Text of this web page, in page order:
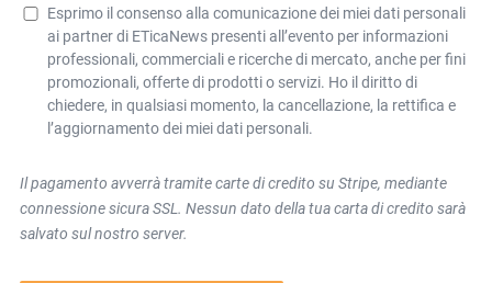
Esprimo il consenso alla comunicazione dei miei dati personali
ai partner di ETicaNews presenti all’evento per informazioni
professionali, commerciali e ricerche di mercato, anche per fini
promozionali, offerte di prodotti o servizi. Ho il diritto di
chiedere, in qualsiasi momento, la cancellazione, la rettifica e
l’aggiornamento dei miei dati personali.
Il pagamento avverrà tramite carte di credito su Stripe, mediante
connessione sicura SSL. Nessun dato della tua carta di credito sarà
salvato sul nostro server.